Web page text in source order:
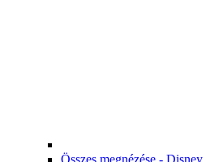
Összes megnézése - Disney